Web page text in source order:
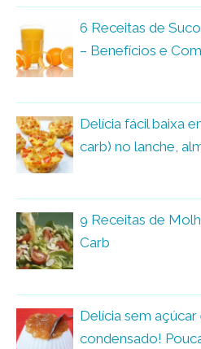
6 Receitas de
– Benefícios e
Delícia fácil baixa
carb) no lanche,
9 Receitas de
Carb
Delícia sem
condensado!